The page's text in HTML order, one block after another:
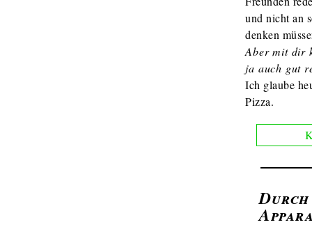
und nicht an
denken
Aber mit dir
ja auch gut
Ich glaube
Pizza.